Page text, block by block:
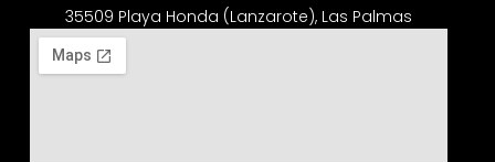
35509 Playa Honda (Lanzarote), Las Palmas